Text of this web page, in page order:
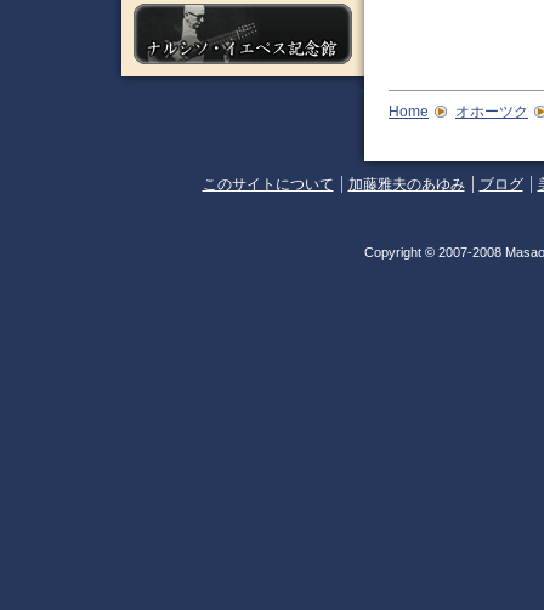
Home オホーツク
このサイトについて 加藤雅夫のあゆみ ブログ
Copyright © 2007-2008